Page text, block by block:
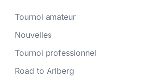
Tournoi amateur
Nouvelles
Tournoi professionnel
Road to Arlberg